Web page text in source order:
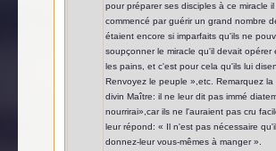
pour préparer ses disciples à ce miracle
commencé par guérir un grand nombre
étaient encore si imparfaits qu'ils ne
soupçonner le miracle qu'il devait opérer
les pains, et c'est pour cela qu'ils lui
Renvoyez le peuple »,etc. Remarquez la
divin Maître: il ne leur dit pas immé
nourrirai»,car ils ne l'auraient pas cru
leur répond: « Il n'est pas nécessaire
donnez-leur vous-mêmes à manger ».